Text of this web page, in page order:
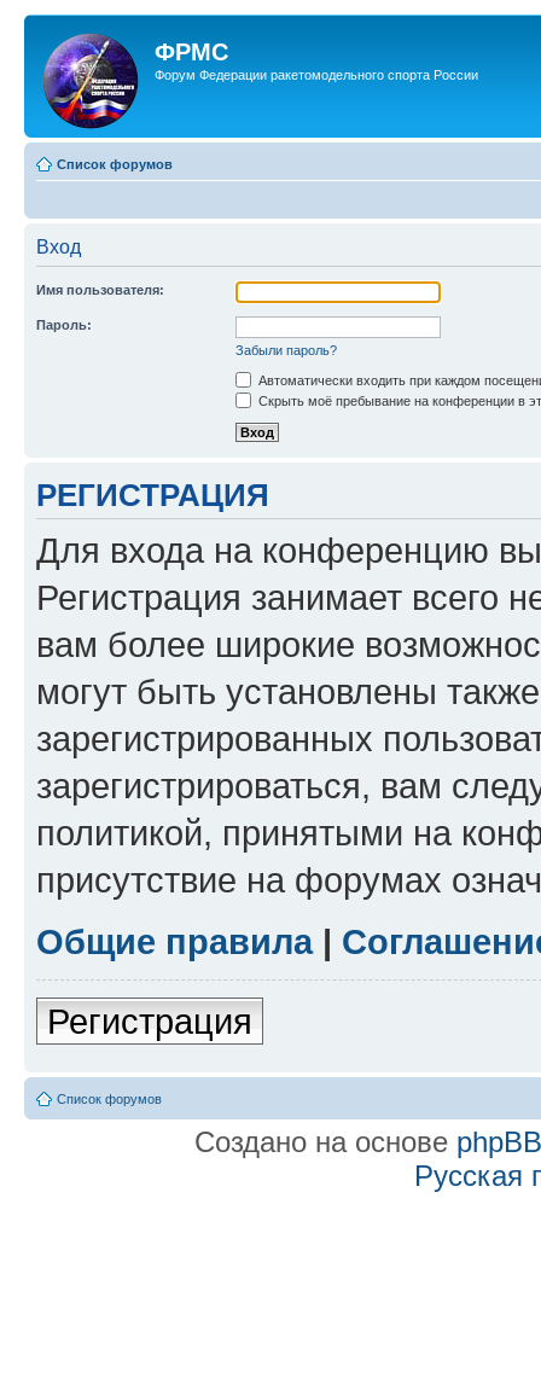
ФРМС
Форум Федерации ракетомодельного спорта России
Список форумов
Вход
Имя пользователя:
Пароль:
Забыли пароль?
Автоматически входить при каждом
Скрыть моё пребывание на конференции в
РЕГИСТРАЦИЯ
Для входа на конференцию
Регистрация занимает всего
вам более широкие
могут быть установлены
зарегистрированных
зарегистрироваться, вам
политикой, принятыми на
присутствие на форумах
Общие правила|
Регистрация
Список форумов
Создано на основе phpBB
Русская